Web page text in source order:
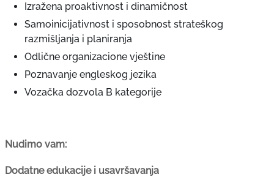
Izražena proaktivnost i dinamičnost
Samoinicijativnost i sposobnost strateškog
razmišljanja i planiranja
Odlične organizacione vještine
Poznavanje engleskog jezika
Vozačka dozvola B kategorije
Nudimo vam:
Dodatne edukacije i usavršavanja